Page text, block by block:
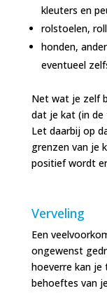
kleuters en
rolstoelen,
honden,
eventueel
Net wat je zelf
dat je kat (in
Let daarbij op
grenzen van je
positief wordt
Verveling
Een
ongewenst
hoeverre kan
behoeftes van